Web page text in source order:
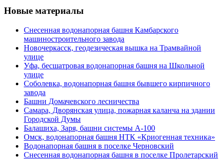
Новые материалы
Снесенная водонапорная башня Камбарского
машиностроительного завода
Новочеркасск, геодезическая вышка на Трамвайной
улице
Уфа, бесшатровая водонапорная башня на Школьной
улице
Соболевка, водонапорная башня бывшего кирпичного
завода
Башни Домачевского лесничества
Самара, Дворянская улица, пожарная каланча на здании
Городской Думы
Балашиха, Заря, башни системы А-100
Омск, водонапорная башня НТК «Криогенная техника»
Водонапорная башня в поселке Черновский
Снесенная водонапорная башня в поселке Пролетарский